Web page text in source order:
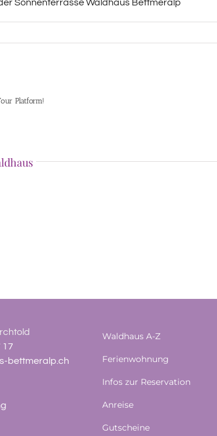
Sonnenterrasse Waldhaus Bettmeralp
Platform!
17
bettmeralp.ch
Waldhaus A-Z
Ferienwohnung
Infos zur Reservation
Anreise
Gutscheine